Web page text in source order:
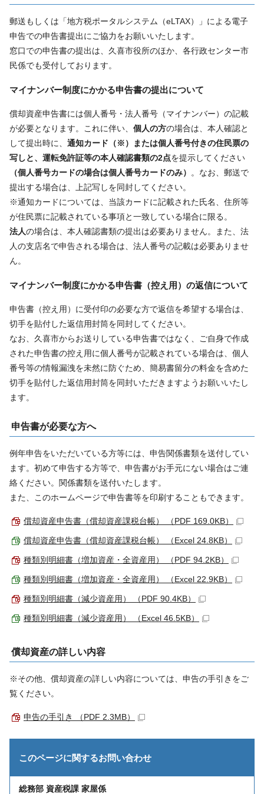
郵送もしくは「地方税ポータルシステム（eLTAX）」による電子
申告での申告書提出にご協力をお願いいたします。
窓口での申告書の提出は、久喜市役所のほか、各行政センター市
民係でも受付しております。
マイナンバー制度にかかる申告書の提出について
償却資産申告書には個人番号・法人番号（マイナンバー）の記載
が必要となります。これに伴い、 個人の方の場合は、本人確認と
して提出時に、 通知カード（※）または個人番号付きの住民票の
写しと、運転免許証等の本人確認書類の2点を提示してください
（個人番号カードの場合は個人番号カードのみ）
。なお、郵送で
提出する場合は、上記写しを同封してください。
※通知カードについては、当該カードに記載された氏名、住所等
が住民票に記載されている事項と一致している場合に限る。
法人の場合は、本人確認書類の提出は必要ありません。また、法
人の支店名で申告される場合は、法人番号の記載は必要ありませ
ん。
マイナンバー制度にかかる申告書（控え用）の返信について
申告書（控え用）に受付印の必要な方で返信を希望する場合は、
切手を貼付した返信用封筒を同封してください。
なお、久喜市からお送りしている申告書ではなく、ご自身で作成
された申告書の控え用に個人番号が記載されている場合は、個人
番号等の情報漏洩を未然に防ぐため、簡易書留分の料金を含めた
切手を貼付した返信用封筒を同封いただきますようお願いいたし
ます。
申告書が必要な方へ
例年申告をいただいている方等には、申告関係書類を送付してい
ます。初めて申告する方等で、申告書がお手元にない場合はご連
絡ください。関係書類を送付いたします。
また、このホームページで申告書等を印刷することもできます。
償却資産申告書（償却資産課税台帳） （PDF 169.0KB）
償却資産申告書（償却資産課税台帳） （Excel 24.8KB）
種類別明細書（増加資産・全資産用） （PDF 94.2KB）
種類別明細書（増加資産・全資産用） （Excel 22.9KB）
種類別明細書（減少資産用） （PDF 90.4KB）
種類別明細書（減少資産用） （Excel 46.5KB）
償却資産の詳しい内容
※その他、償却資産の詳しい内容については、申告の手引きをご
覧ください。
申告の手引き （PDF 2.3MB）
このページに関するお問い合わせ
総務部 資産税課 家屋係